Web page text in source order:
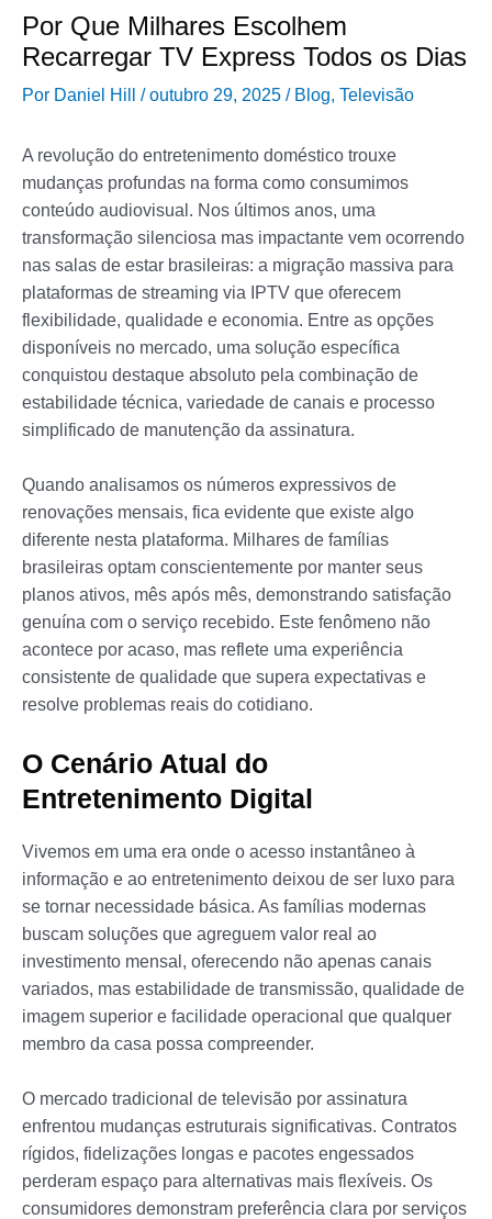
Por Que Milhares Escolhem
Recarregar TV Express Todos os Dias
Por Daniel Hill /outubro 29, 2025 / Blog, Televisão
A revolução do entretenimento doméstico trouxe
mudanças profundas na forma como consumimos
conteúdo audiovisual. Nos últimos anos, uma
transformação silenciosa mas impactante vem ocorrendo
nas salas de estar brasileiras: a migração massiva para
plataformas de streaming via IPTV que oferecem
flexibilidade, qualidade e economia. Entre as opções
disponíveis no mercado, uma solução específica
conquistou destaque absoluto pela combinação de
estabilidade técnica, variedade de canais e processo
simplificado de manutenção da assinatura.
Quando analisamos os números expressivos de
renovações mensais, fica evidente que existe algo
diferente nesta plataforma. Milhares de famílias
brasileiras optam conscientemente por manter seus
planos ativos, mês após mês, demonstrando satisfação
genuína com o serviço recebido. Este fenômeno não
acontece por acaso, mas reflete uma experiência
consistente de qualidade que supera expectativas e
resolve problemas reais do cotidiano.
O Cenário Atual do
Entretenimento Digital
Vivemos em uma era onde o acesso instantâneo à
informação e ao entretenimento deixou de ser luxo para
se tornar necessidade básica. As famílias modernas
buscam soluções que agreguem valor real ao
investimento mensal, oferecendo não apenas canais
variados, mas estabilidade de transmissão, qualidade de
imagem superior e facilidade operacional que qualquer
membro da casa possa compreender.
O mercado tradicional de televisão por assinatura
enfrentou mudanças estruturais significativas. Contratos
rígidos, fidelizações longas e pacotes engessados
perderam espaço para alternativas mais flexíveis. Os
consumidores demonstram preferência clara por serviços